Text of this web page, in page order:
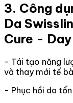
3. Công
Da
Cure -
- Tái tạo năng
và thay mới tế
- Phục hồi da